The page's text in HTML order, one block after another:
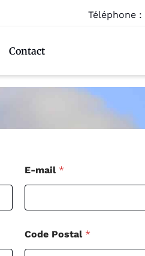
Téléphone :
Contact
E-mail *
Code Postal *